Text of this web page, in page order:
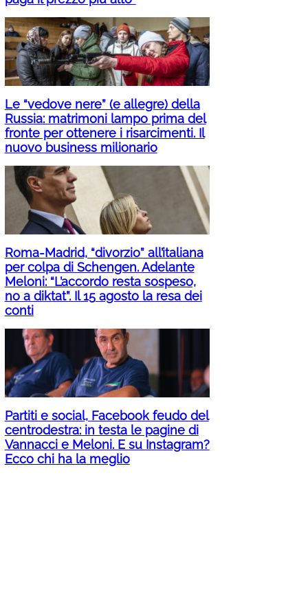
Le “vedove nere” (e allegre) della
Russia: matrimoni lampo prima del
fronte per ottenere i risarcimenti. Il
nuovo business milionario
Roma-Madrid, “divorzio” all’italiana
per colpa di Schengen. Adelante
Meloni: “L’accordo resta sospeso,
no a diktat”. Il 15 agosto la resa dei
conti
Partiti e social, Facebook feudo del
centrodestra: in testa le pagine di
Vannacci e Meloni. E su Instagram?
Ecco chi ha la meglio